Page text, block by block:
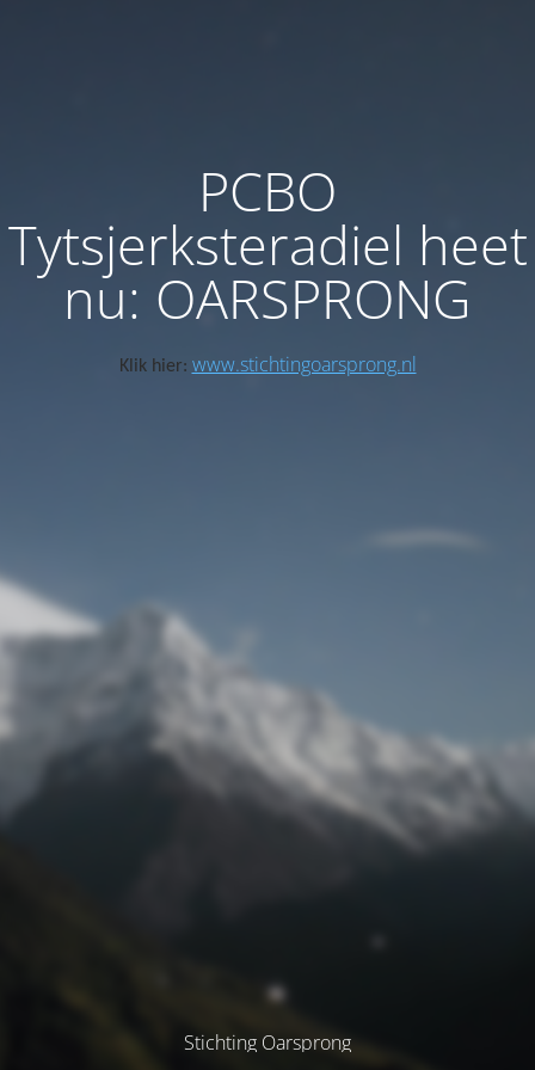
PCBO
Tytsjerksteradiel heet
nu: OARSPRONG
Klik hier: www.stichtingoarsprong.nl
Stichting Oarsprong